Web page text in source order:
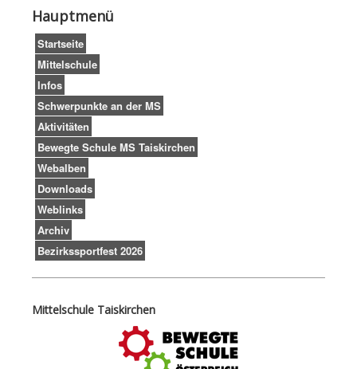
Impressum
Hauptmenü
Startseite
Mittelschule
Infos
Schwerpunkte an der MS
Aktivitäten
Bewegte Schule MS Taiskirchen
Webalben
Downloads
Weblinks
Archiv
Bezirkssportfest 2026
Mittelschule Taiskirchen